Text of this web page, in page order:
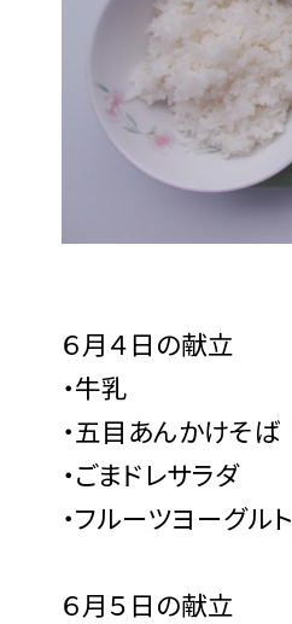
６月４日の献立
・牛乳
・五目あんかけそば
・ごまドレサラダ
・フルーツヨーグルト
６月５日の献立